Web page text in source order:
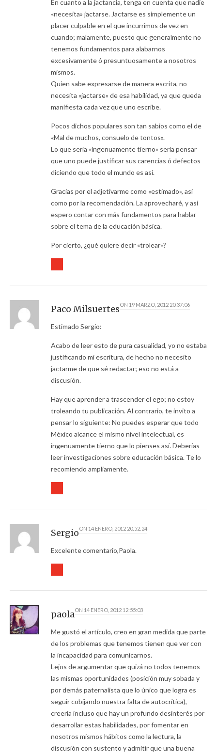
En cuanto a la jactancia, tenga en cuenta que nadie
«necesita» jactarse. Jactarse es simplemente un
placer culpable en el que incurrimos de vez en
cuando; malamente, puesto que generalmente no
tenemos fundamentos para alabarnos
excesivamente ó presuntuosamente a nosotros
mismos.
Quien sabe expresarse de manera escrita, no
necesita «jactarse» de esa habilidad, ya que queda
manifiesta cada vez que uno escribe.
Pocos dichos populares son tan sabios como el de
«Mal de muchos, consuelo de tontos».
Lo que sería «ingenuamente tierno» sería pensar
que uno puede justificar sus carencias ó defectos
diciendo que todo el mundo es así.
Gracias por el adjetivarme como «estimado», así
como por la recomendación. La aprovecharé, y así
espero contar con más fundamentos para hablar
sobre el tema de la educación básica.
Por cierto, ¿qué quiere decir «trolear»?
Paco MilsuertesON 19 MARZO, 2012 20:37:06
Estimado Sergio:
Acabo de leer esto de pura casualidad, yo no estaba
justificando mi escritura, de hecho no necesito
jactarme de que sé redactar; eso no está a
discusión.
Hay que aprender a trascender el ego; no estoy
troleando tu publicación. Al contrario, te invito a
pensar lo siguiente: No puedes esperar que todo
México alcance el mismo nivel intelectual, es
ingenuamente tierno que lo pienses así. Deberías
leer investigaciones sobre educación básica. Te lo
recomiendo ampliamente.
SergioON 14 ENERO, 2012 20:52:24
Excelente comentario,Paola.
paolaON 14 ENERO, 2012 12:55:03
Me gustó el artículo, creo en gran medida que parte
de los problemas que tenemos tienen que ver con
la incapacidad para comunicarnos.
Lejos de argumentar que quizá no todos tenemos
las mismas oportunidades (posición muy sobada y
por demás paternalista que lo único que logra es
seguir cobijando nuestra falta de autocrítica),
creería incluso que hay un profundo desinterés por
desarrollar estas habilidades, por fomentar en
nosotros mismos hábitos como la lectura, la
discusión con sustento y admitir que una buena